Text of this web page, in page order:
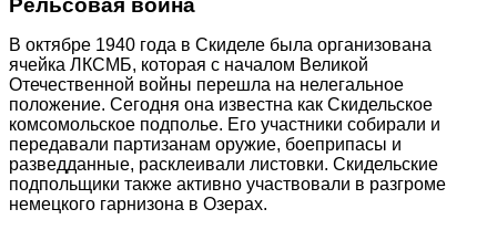
Рельсовая война
В октябре 1940 года в Скиделе была организована
ячейка ЛКСМБ, которая с началом Великой
Отечественной войны перешла на нелегальное
положение. Сегодня она известна как Скидельское
комсомольское подполье. Его участники собирали и
передавали партизанам оружие, боеприпасы и
разведданные, расклеивали листовки. Скидельские
подпольщики также активно участвовали в разгроме
немецкого гарнизона в Озерах.